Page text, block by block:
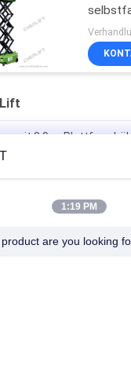
mit 3,9 m
Last Mini-Modell
mit
Tragfähigkeit
1:19 PM
are you looking